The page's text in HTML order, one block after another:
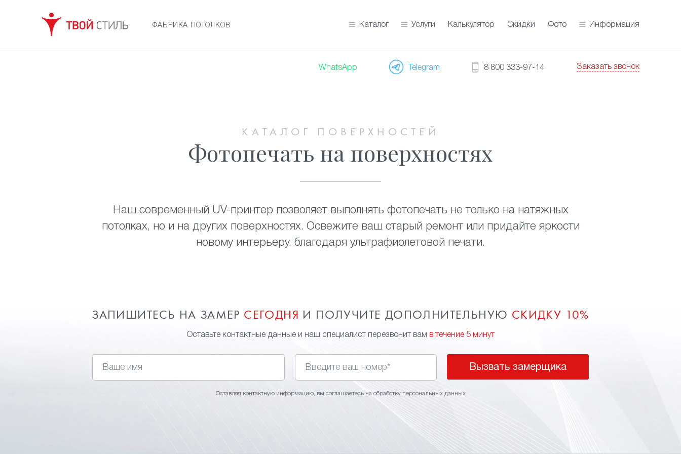
ФАБРИКА ПОТОЛКОВ Каталог Услуги Калькулятор Скидки Фото Информация
WhatsApp Telegram 8 800 333-97-14 Заказать звонок
КАТАЛОГ ПОВЕРХНОСТЕЙ
Фотопечать на поверхностях
Наш современный UV-принтер позволяет выполнять фотопечать не только на натяжных
потолках, но и на других поверхностях. Освежите ваш старый ремонт или придайте яркости
новому интерьеру, благодаря ультрафиолетовой печати.
ЗАПИШИТЕСЬ НА ЗАМЕР СЕГОДНЯ И ПОЛУЧИТЕ ДОПОЛНИТЕЛЬНУЮ СКИДКУ 10%
Оставьте контактные данные и наш специалист перезвонит вам в течение 5 минут
Вызвать замерщика
Оставляя контактную информацию, вы соглашаетесь на обработку персональных данных